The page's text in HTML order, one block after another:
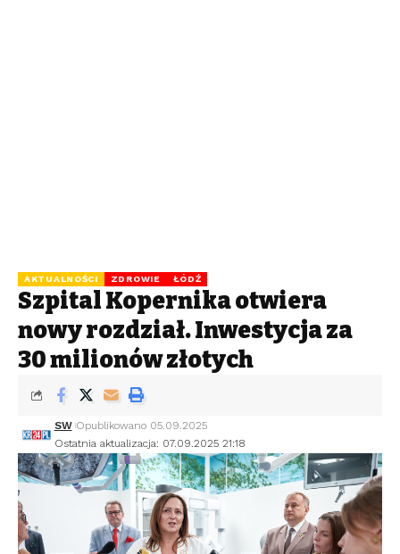
AKTUALNOŚCI ZDROWIE ŁÓDŹ
Szpital Kopernika otwiera
nowy rozdział. Inwestycja za
30 milionów złotych
Ostatnia aktualizacja: 07.09.2025 21:18
SW Opublikowano 05.09.2025